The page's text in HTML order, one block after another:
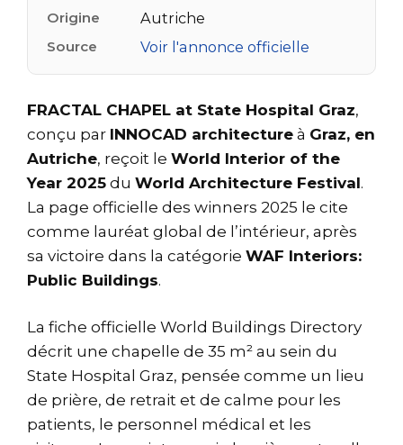
Origine Autriche
Source Voir l'annonce officielle
FRACTAL CHAPEL at State Hospital Graz,
conçu par INNOCAD architecture à Graz, en
Autriche, reçoit le World Interior of the
Year 2025 du World Architecture Festival.
La page officielle des winners 2025 le cite
comme lauréat global de l’intérieur, après
sa victoire dans la catégorie WAF Interiors:
Public Buildings.
La fiche officielle World Buildings Directory
décrit une chapelle de 35 m² au sein du
State Hospital Graz, pensée comme un lieu
de prière, de retrait et de calme pour les
patients, le personnel médical et les